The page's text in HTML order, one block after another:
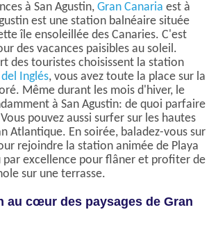
à San Agustin, Gran Canaria est à
est une station balnéaire située
île ensoleillée des Canaries. C'est
des vacances paisibles au soleil.
des touristes choisissent la station
Inglés, vous avez toute la place sur la
Même durant les mois d'hiver, le
à San Agustin: de quoi parfaire
pouvez aussi surfer sur les hautes
Atlantique. En soirée, baladez-vous sur
rejoindre la station animée de Playa
par excellence pour flâner et profiter de
sur une terrasse.
au cœur des paysages de Gran